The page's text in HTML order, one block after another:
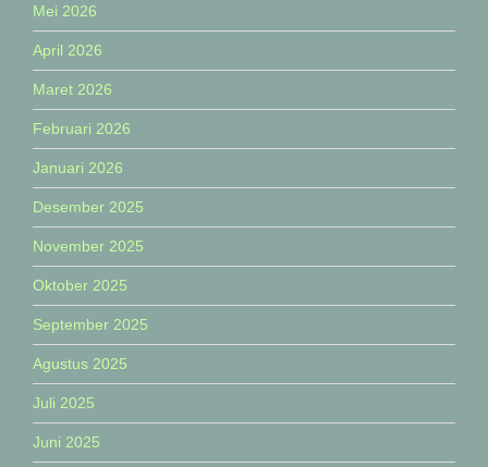
Mei 2026
April 2026
Maret 2026
Februari 2026
Januari 2026
Desember 2025
November 2025
Oktober 2025
September 2025
Agustus 2025
Juli 2025
Juni 2025